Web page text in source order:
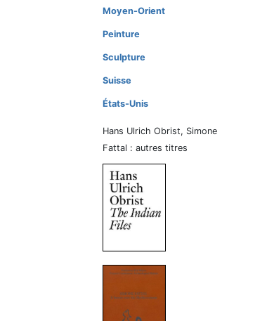
Moyen-Orient
Peinture
Sculpture
Suisse
États-Unis
Hans Ulrich Obrist, Simone
Fattal : autres titres